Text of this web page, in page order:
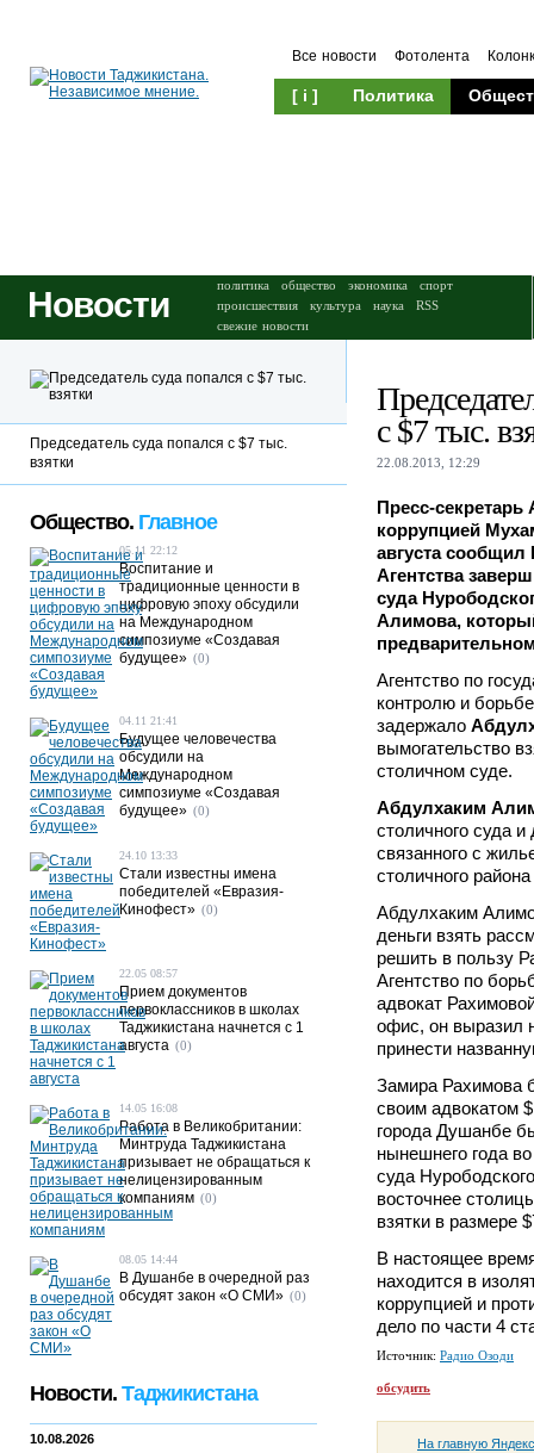
Все новости Фотолента
[ i ] Политика
Новости политика общество экономика
спорт
происшествия
культура наука
RSS
свежие новости
с $7 тыс.
22.08.2013, 12:29
Пресс-секретарь
коррупцией
августа
Агентства
суда
Алимова,
Агентство по
контролю и
задержало
вымогательство
столичном суде.
Абдулхаким
столичного суда
связанного с
столичного
Абдулхаким
деньги взять
решить в пользу
Агентство по
адвокат
офис, он выразил
принести
Замира Рахимова
своим адвокатом
города Душанбе
нынешнего года
суда
восточнее
взятки в размере
В настоящее
находится в
коррупцией и
дело по части 4
Источник: Радио Озоди
обсудить
На главную
Председатель суда попался с $7 тыс.
взятки
Общество. Главное
05.11 22:12
Воспитание и
традиционные ценности в
цифровую эпоху обсудили
на Международном
симпозиуме «Создавая
будущее» (0)
04.11 21:41
Будущее человечества
обсудили на
Международном
симпозиуме «Создавая
будущее» (0)
24.10 13:33
Стали известны имена
победителей «Евразия-
Кинофест» (0)
22.05 08:57
Прием документов
первоклассников в школах
Таджикистана начнется с 1
августа (0)
14.05 16:08
Работа в Великобритании:
Минтруда Таджикистана
призывает не обращаться к
нелицензированным
компаниям (0)
08.05 14:44
В Душанбе в очередной раз
обсудят закон «О СМИ» (0)
Новости. Таджикистана
10.08.2026